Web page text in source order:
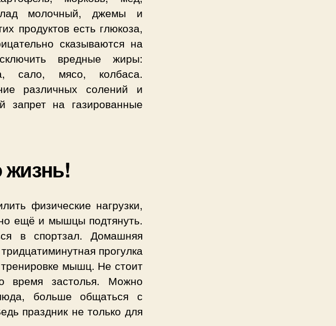
молочный, джемы и
продуктов есть глюкоза,
сказываются на
вредные жиры:
сало, мясо, колбаса.
различных солений и
запрет на газированные
физические нагрузки,
ещё и мышцы подтянуть.
в спортзал. Домашняя
прогулка
мышц. Не стоит
время застолья. Можно
больше общаться с
праздник не только для